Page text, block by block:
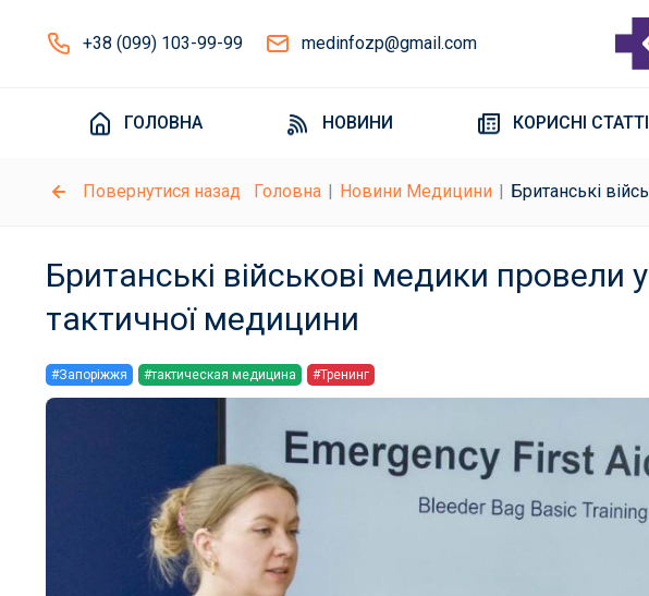
+38 (099) 103-99-99 medinfozp@gmail.com
ГОЛОВНА НОВИНИ КОРИСНІ СТАТТІ
Повернутися назад Головна Новини Медицини Британські
Британські військові медики провели
тактичної медицини
#Запоріжжя #тактическая медицина #Тренинг